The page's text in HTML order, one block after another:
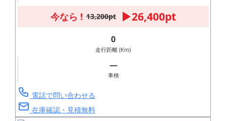
今なら ! 13,200pt 26,400pt
0
走行距離 (Km)
―
車検
電話で問い合わせる
在庫確認・見積無料